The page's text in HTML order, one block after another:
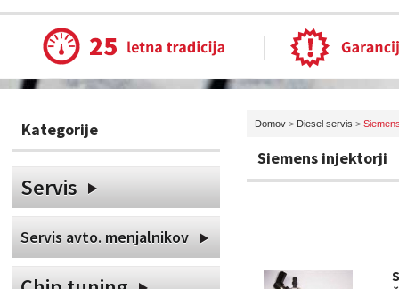
Kategorije
Servis
Servis avto. menjalnikov
Domov > Diesel servis >
Siemens injektorji